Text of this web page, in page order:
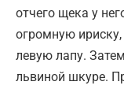
отчего щека у
огромную
левую лапу.
львиной шкуре.